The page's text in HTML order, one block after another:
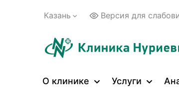
Казань Версия для
О клинике Услуги